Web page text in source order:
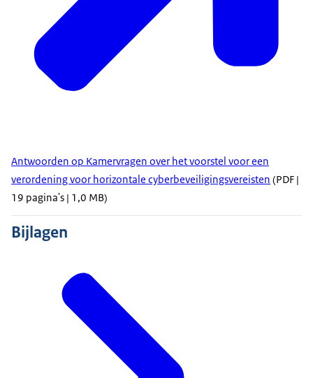
Antwoorden op Kamervragen over het voorstel voor een
verordening voor horizontale cyberbeveiligingsvereisten (PDF |
19 pagina's | 1,0 MB)
Bijlagen